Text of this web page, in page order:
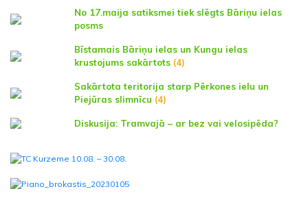
No 17.maija satiksmei tiek slēgts Bāriņu ielas
posms
Bīstamais Bāriņu ielas un Kungu ielas
krustojums sakārtots (4)
Sakārtota teritorija starp Pērkones ielu un
Piejūras slimnīcu (4)
Diskusija: Tramvajā – ar bez vai velosipēda?